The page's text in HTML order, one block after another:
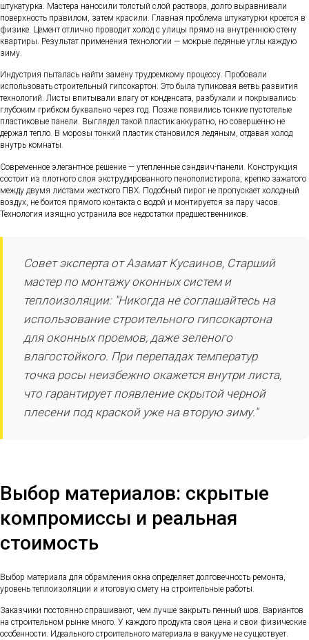
штукатурка. Мастера наносили толстый слой раствора, долго выравнивали
поверхность правилом, затем красили. Главная проблема штукатурки кроется в
физике. Цемент отлично проводит холод с улицы прямо на внутреннюю стену
квартиры. Результат применения технологии — мокрые ледяные углы каждую
зиму.
Индустрия пыталась найти замену трудоемкому процессу. Пробовали
использовать строительный гипсокартон. Это была тупиковая ветвь развития
технологий. Листы впитывали влагу от конденсата, разбухали и покрывались
глубоким грибком буквально через год. Позже появились тонкие пустотелые
пластиковые панели. Выглядел такой пластик аккуратно, но совершенно не
держал тепло. В морозы тонкий пластик становился ледяным, отдавая холод
внутрь комнаты.
Современное элегантное решение — утепленные сэндвич-панели. Конструкция
состоит из плотного слоя экструдированного пенополистирола, крепко зажатого
между двумя листами жесткого ПВХ. Подобный пирог не пропускает холодный
воздух, не боится прямого контакта с водой и монтируется за пару часов.
Технология изящно устранила все недостатки предшественников.
Совет эксперта от Азамат Кусаинов, Старший
мастер по монтажу оконных систем и
теплоизоляции: "Никогда не соглашайтесь на
использование строительного гипсокартона
для оконных проемов, даже зеленого
влагостойкого. При перепадах температур
точка росы неизбежно окажется внутри листа,
что гарантирует появление скрытой черной
плесени под краской уже на вторую зиму."
Выбор материалов: скрытые
компромиссы и реальная
стоимость
Выбор материала для обрамления окна определяет долговечность ремонта,
уровень теплоизоляции и итоговую смету на строительные работы.
Заказчики постоянно спрашивают, чем лучше закрыть пенный шов. Вариантов
на строительном рынке много. У каждого продукта своя цена и свои физические
особенности. Идеального строительного материала в вакууме не существует.